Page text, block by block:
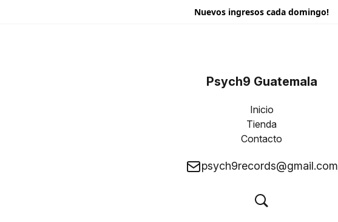
Nuevos ingresos cada domingo!
Psych9 Guatemala
Inicio
Tienda
Contacto
psych9records@gmail.com